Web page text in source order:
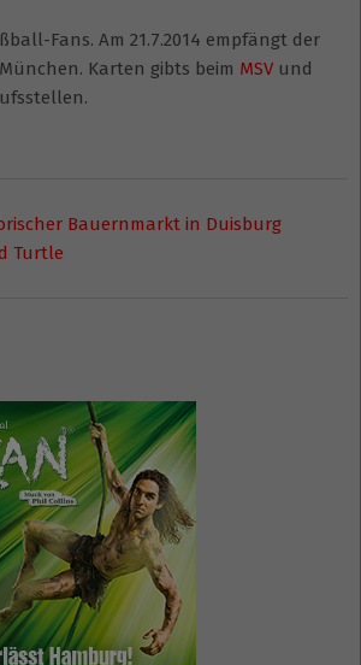
Fans. Am 21.7.2014 empfängt der
Karten gibts beim MSV und
Bauernmarkt in Duisburg
Turtle